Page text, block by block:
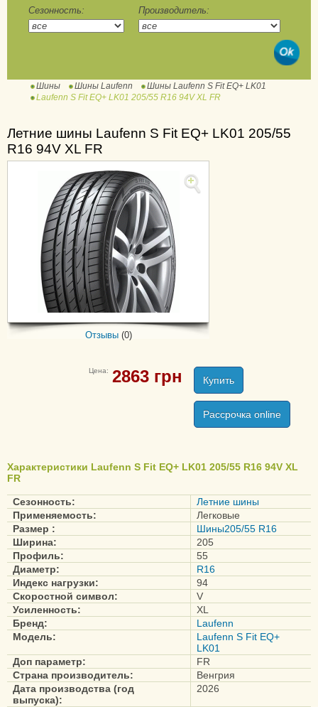
G Fit EQ+ LK41
S-Fit EQ LK01
X-Fit Van LV01
Сезонность: Производитель:
Шины Шины Laufenn
Шины Laufenn S Fit EQ+ LK01
Laufenn S Fit EQ+ LK01 205/55 R16 94V XL FR
Летние шины Laufenn S Fit EQ+ LK01 205/55
R16 94V XL FR
Отзывы (0)
Цена: 2863 грн Купить
Рассрочка online
Характеристики Laufenn S Fit EQ+ LK01 205/55 R16 94V XL
FR
Сезонность:
Летние шины
Применяемость:
Легковые
Размер :
Шины205/55 R16
Ширина:
205
Профиль:
55
Диаметр:
R16
Индекс нагрузки:
94
Скоростной символ:
V
Усиленность:
XL
Бренд:
Laufenn
Модель:
Laufenn S Fit EQ+
LK01
Доп параметр:
FR
Страна производитель:
Венгрия
Дата производства (год
выпуска):
2026